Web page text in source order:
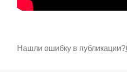
Нашли ошибку в публикации?